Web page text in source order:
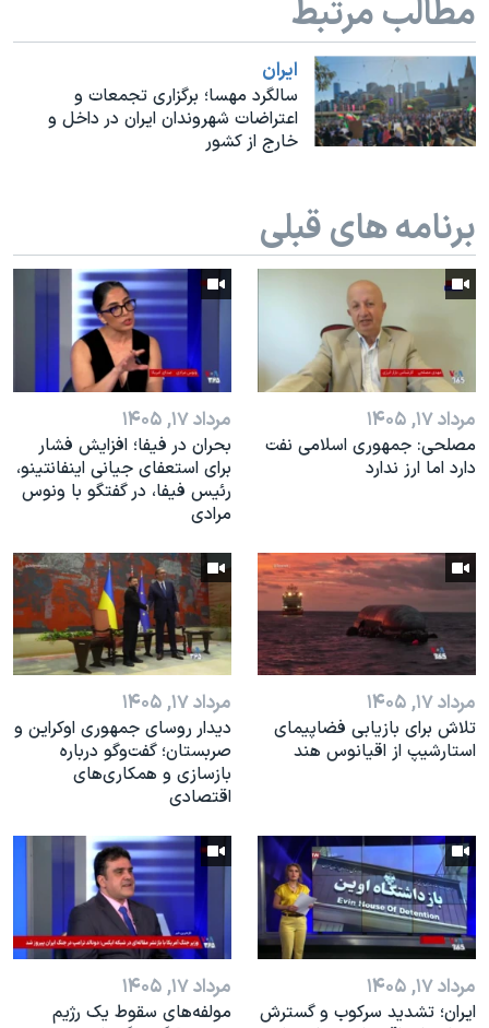
نرگس محمدی برنده جایزه نوبل صلح
همایش محافظه‌کاران آمریکا «سی‌پک»
صفحه‌های ویژه
مطالب مرتبط
ايران
سالگرد مهسا؛ برگزاری تجمعات و
اعتراضات شهروندان ایران در داخل و
خارج از کشور
برنامه های قبلی
مرداد ۱۷, ۱۴۰۵
مصلحی: جمهوری اسلامی نفت
دارد اما ارز ندارد
مرداد ۱۷, ۱۴۰۵
بحران در فیفا؛ افزایش فشار
برای استعفای جیانی اینفانتینو،
رئیس فیفا، در گفتگو با ونوس
مرادی
مرداد ۱۷, ۱۴۰۵
تلاش برای بازیابی فضاپیمای
استارشیپ از اقیانوس هند
مرداد ۱۷, ۱۴۰۵
دیدار روسای جمهوری اوکراین و
صربستان؛ گفت‌وگو درباره
بازسازی و همکاری‌های
اقتصادی
مرداد ۱۷, ۱۴۰۵
ایران؛ تشدید سرکوب و گسترش
مرداد ۱۷, ۱۴۰۵
مولفه‌های سقوط یک رژیم